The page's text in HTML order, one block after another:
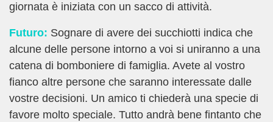
giornata è iniziata con un sacco di attività.
Futuro: Sognare di avere dei succhiotti indica che
alcune delle persone intorno a voi si uniranno a una
catena di bomboniere di famiglia. Avete al vostro
fianco altre persone che saranno interessate dalle
vostre decisioni. Un amico ti chiederà una specie di
favore molto speciale. Tutto andrà bene fintanto che